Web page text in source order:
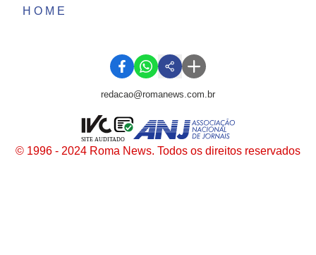
HOME
redacao@romanews.com.br
© 1996 - 2024 Roma News. Todos os direitos reservados
SITE AUDITADO